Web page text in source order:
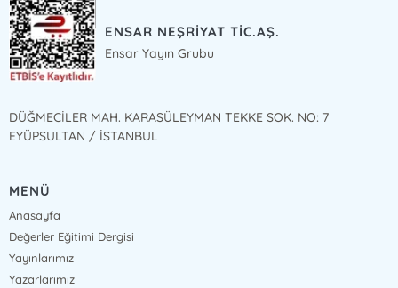
ENSAR NEŞRİYAT TİC.AŞ.
Ensar Yayın Grubu
DÜĞMECİLER MAH. KARASÜLEYMAN TEKKE SOK. NO: 7
EYÜPSULTAN / İSTANBUL
MENÜ
Anasayfa
Değerler Eğitimi Dergisi
Yayınlarımız
Yazarlarımız